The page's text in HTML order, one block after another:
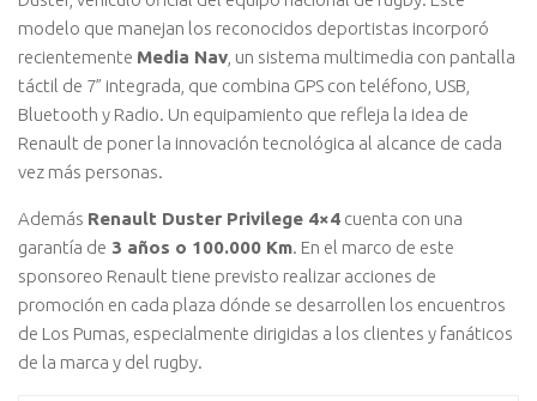
modelo que manejan los reconocidos deportistas incorporó
recientemente Media Nav , un sistema multimedia con pantalla
táctil de 7” integrada, que combina GPS con teléfono, USB,
Bluetooth y Radio. Un equipamiento que refleja la idea de
Renault de poner la innovación tecnológica al alcance de cada
vez más personas.
Además Renault Duster Privilege 4×4 cuenta con una
garantía de 3 años o 100.000 Km. En el marco de este
sponsoreo Renault tiene previsto realizar acciones de
promoción en cada plaza dónde se desarrollen los encuentros
de Los Pumas, especialmente dirigidas a los clientes y fanáticos
de la marca y del rugby.